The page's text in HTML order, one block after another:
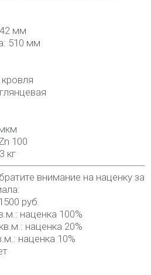
мм
510 мм
100
кг
внимание на наценку за
руб.
наценка 100%
наценка 20%
наценка 10%